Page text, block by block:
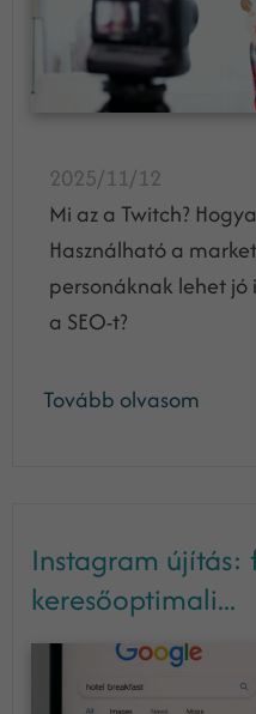
2025/11/12
Mi az a Twitch?
Használható a
personáknak lehet jó
a SEO-t?
Tovább olvasom
Instagram
keresőoptimali...